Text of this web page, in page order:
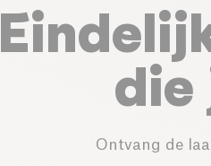
die
Ontvang de